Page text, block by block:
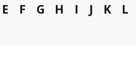
E F G H I J K L